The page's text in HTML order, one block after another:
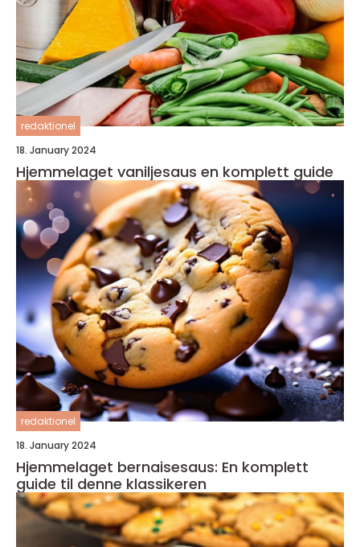
redaktionel
18. January 2024
Hjemmelaget vaniljesaus en komplett guide
redaktionel
18. January 2024
Hjemmelaget bernaisesaus: En komplett
guide til denne klassikeren